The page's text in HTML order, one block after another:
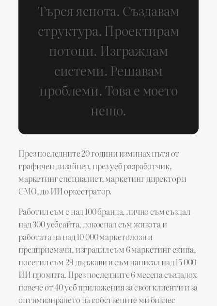
Търся яснота. Създавам
структура. Проектирам
потоци. Изграждам
системи. Решавам
проблеми. Това е моето
нещо.
През последните 20 години изминах пътя от
графичен дизайнер, през уеб разработчик,
маркетинг специалист, маркетинг директор и
CMO, до ИИ оркестратор.
Работил съм с над 100 бранда, лично съм създал
над 300 уебсайта, докоснал съм живота и
работата на над 10 000 маркетолози и
предприемачи, изградил съм 6 маркетинг екипа,
посетил съм 29 държави и съм написал над 15 000
ИИ промпта. През последните 6 месеца създадох
повече от 40 уеб приложения за свои клиенти и за
оптимизирането на собствените ми бизнес